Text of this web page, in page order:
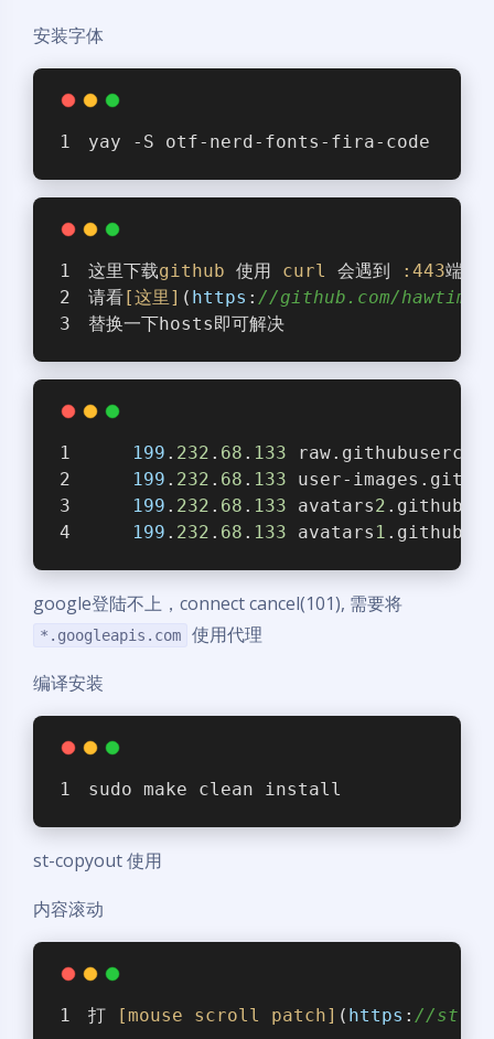
安装字体
yay -S otf-nerd-fonts-fira-code
这里下载github 使用 curl 会遇到 :443端口
请看[这里] ( https : //github.com/hawtim/
替换一下hosts即可解决
199 . 232 . 68 . 133
199 . 232 . 68 . 133 user-
199 . 232 . 68 . 133 avatars2
199 . 232 . 68 . 133 avatars 1
google登陆不上，connect cancel(101), 需要将
*.googleapis.com
使用代理
编译安装
sudo make clean install
st-copyout 使用
内容滚动
打 [mouse scroll patch] ( https : //